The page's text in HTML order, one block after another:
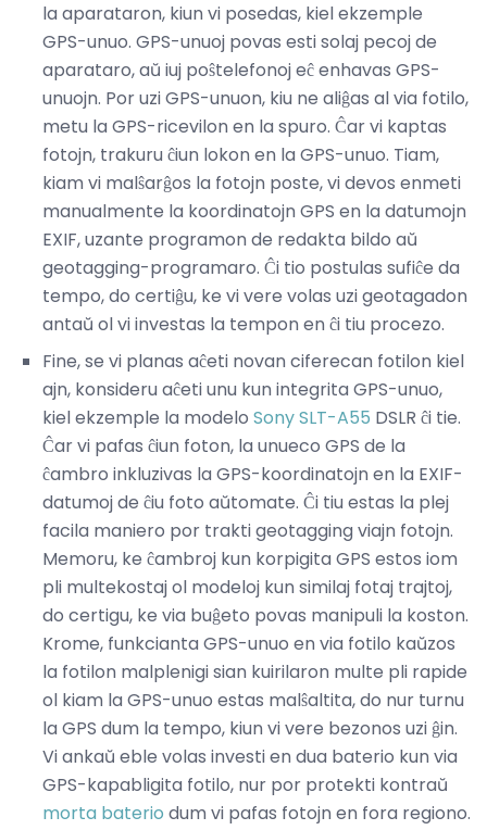
la aparataron, kiun vi posedas, kiel ekzemple
GPS-unuo. GPS-unuoj povas esti solaj pecoj de
aparataro, aŭ iuj poŝtelefonoj eĉ enhavas GPS-
unuojn. Por uzi GPS-unuon, kiu ne aliĝas al via fotilo,
metu la GPS-ricevilon en la spuro. Ĉar vi kaptas
fotojn, trakuru ĉiun lokon en la GPS-unuo. Tiam,
kiam vi malŝarĝos la fotojn poste, vi devos enmeti
manualmente la koordinatojn GPS en la datumojn
EXIF, uzante programon de redakta bildo aŭ
geotagging-programaro. Ĉi tio postulas sufiĉe da
tempo, do certiĝu, ke vi vere volas uzi geotagadon
antaŭ ol vi investas la tempon en ĉi tiu procezo.
Fine, se vi planas aĉeti novan ciferecan fotilon kiel
ajn, konsideru aĉeti unu kun integrita GPS-unuo,
kiel ekzemple la modelo Sony SLT-A55 DSLR ĉi tie.
Ĉar vi pafas ĉiun foton, la unueco GPS de la
ĉambro inkluzivas la GPS-koordinatojn en la EXIF-
datumoj de ĉiu foto aŭtomate. Ĉi tiu estas la plej
facila maniero por trakti geotagging viajn fotojn.
Memoru, ke ĉambroj kun korpigita GPS estos iom
pli multekostaj ol modeloj kun similaj fotaj trajtoj,
do certigu, ke via buĝeto povas manipuli la koston.
Krome, funkcianta GPS-unuo en via fotilo kaŭzos
la fotilon malplenigi sian kuirilaron multe pli rapide
ol kiam la GPS-unuo estas malŝaltita, do nur turnu
la GPS dum la tempo, kiun vi vere bezonos uzi ĝin.
Vi ankaŭ eble volas investi en dua baterio kun via
GPS-kapabligita fotilo, nur por protekti kontraŭ
morta baterio dum vi pafas fotojn en fora regiono.